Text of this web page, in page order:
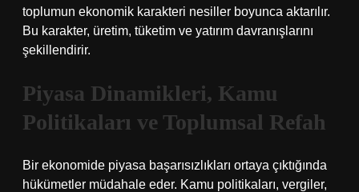
toplumun ekonomik karakteri nesiller boyunca aktarılır.
Bu karakter, üretim, tüketim ve yatırım davranışlarını
şekillendirir.
Piyasa Dinamikleri, Kamu
Politikaları ve Toplumsal Refah
Bir ekonomide piyasa başarısızlıkları ortaya çıktığında
hükümetler müdahale eder. Kamu politikaları, vergiler,